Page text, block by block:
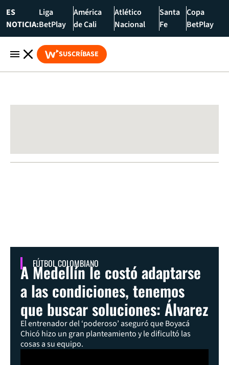
ES
NOTICIA:
Liga
BetPlay
América
de Cali
Atlético
Nacional
Santa
Fe
Copa
BetPlay
SUSCRÍBASE
FÚTBOL COLOMBIANO
A Medellín le costó adaptarse
a las condiciones, tenemos
que buscar soluciones: Álvarez
El entrenador del ‘poderoso’ aseguró que Boyacá
Chicó hizo un gran planteamiento y le dificultó las
cosas a su equipo.